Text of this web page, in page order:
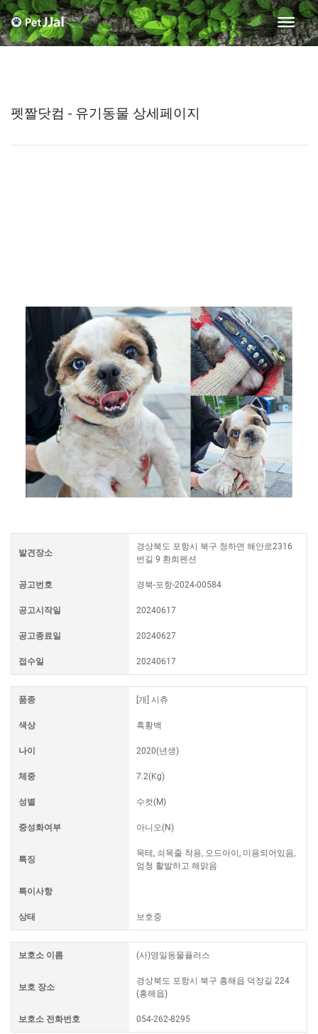
펫짤닷컴 - 유기동물 상세페이지
발견장소
경상북도 포항시 북구 청하면 해안로2316
번길 9 환희펜션
공고번호 경북-포항-2024-00584
공고시작일 20240617
공고종료일 20240627
접수일 20240617
품종 [개] 시츄
색상 흑황백
나이 2020(년생)
체중 7.2(Kg)
성별 수컷(M)
중성화여부 아니오(N)
특징
목테, 쇠목줄 착용, 오드아이, 미용되어있음,
엄청 활발하고 해맑음
특이사항
상태 보호중
보호소 이름 (사)영일동물플러스
보호 장소
경상북도 포항시 북구 흥해읍 덕장길 224
(흥해읍)
보호소 전화번호 054-262-8295